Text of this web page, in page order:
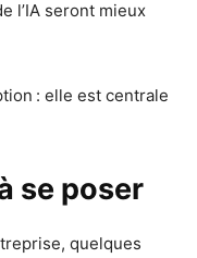
l’IA seront mieux
: elle est centrale
se poser
quelques